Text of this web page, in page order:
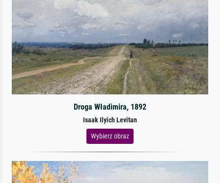
Droga Władimira, 1892
Isaak Ilyich Levitan
Wybierz obraz